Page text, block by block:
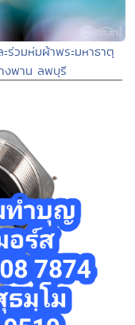
ร่วมห่มผ้าพระมหาธาตุ
งพาน ลพบุรี